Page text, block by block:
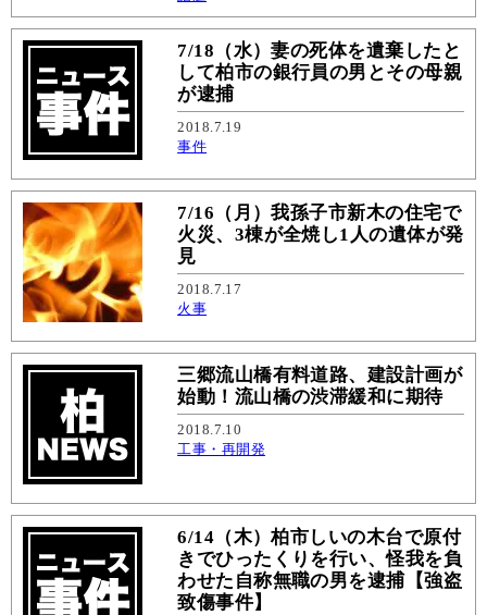
7/18（水）妻の死体を遺棄したと
して柏市の銀行員の男とその母親
が逮捕
2018.7.19
事件
7/16（月）我孫子市新木の住宅で
火災、3棟が全焼し1人の遺体が発
見
2018.7.17
火事
三郷流山橋有料道路、建設計画が
始動！流山橋の渋滞緩和に期待
2018.7.10
工事・再開発
6/14（木）柏市しいの木台で原付
きでひったくりを行い、怪我を負
わせた自称無職の男を逮捕【強盗
致傷事件】